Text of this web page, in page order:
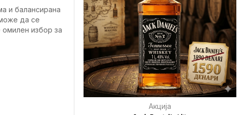
и балансирана
да се
омилен избор за
Акција